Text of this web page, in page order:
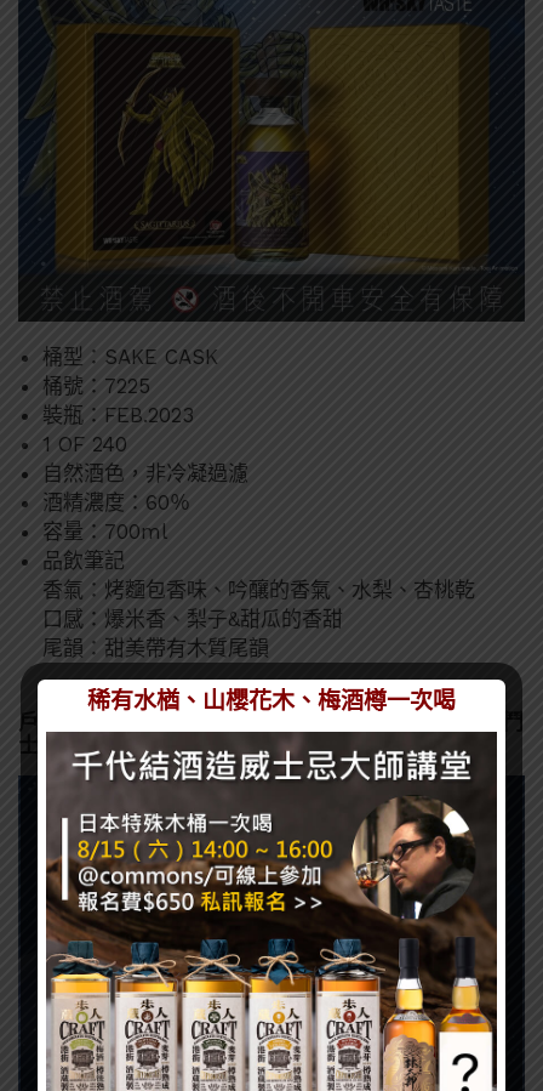
桶型：SAKE CASK
桶號：7225
裝瓶：FEB.2023
1 OF 240
自然酒色，非冷凝過濾
酒精濃度：60％
容量：700ml
品飲筆記
香氣：烤麵包香味、吟釀的香氣、水梨、杏桃乾
口感：爆米香、梨子&甜瓜的香甜
尾韻：甜美帶有木質尾韻
戶河內單桶威士忌 SINGLE CASK 聖域十二宮黃金聖鬥
士 – 摩羯座
稀有水楢、山櫻花木、梅酒樽一次喝